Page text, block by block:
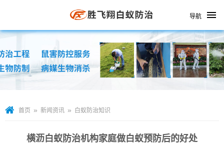
导航
首页 » 新闻资讯 » 白蚁防治知识
横沥白蚁防治机构家庭做白蚁预防后的好处